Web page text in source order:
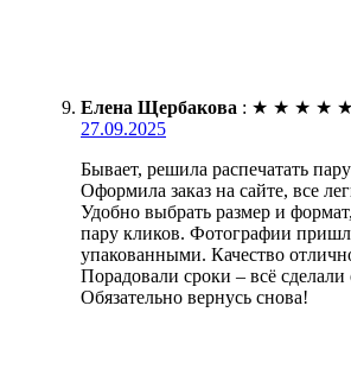
Елена Щербакова : ★ ★ ★ ★ ★
27.09.2025
Бывает, решила распечатать
Оформила заказ на сайте, все
Удобно выбрать размер и
пару кликов. Фотографии
упакованными. Качество
Порадовали сроки – всё сделали
Обязательно вернусь снова!